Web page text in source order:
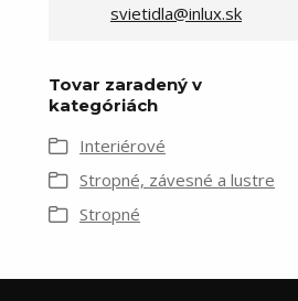
svietidla@inlux.sk
Tovar zaradený v
kategóriách
Interiérové
Stropné, závesné a lustre
Stropné